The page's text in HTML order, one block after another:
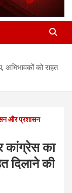
अभिभावकों को राहत
और प्रशासन
कांग्रेस का
दिलाने की